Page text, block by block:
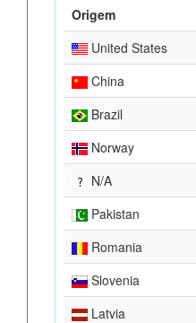
Origem
United States
China
Brazil
Norway
N/A
Pakistan
Romania
Slovenia
Latvia